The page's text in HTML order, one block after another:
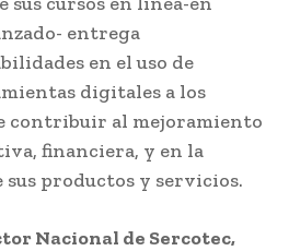
entrega
en el uso de
digitales a los
contribuir al mejoramiento
financiera, y en la
productos y servicios.
Nacional de Sercotec,